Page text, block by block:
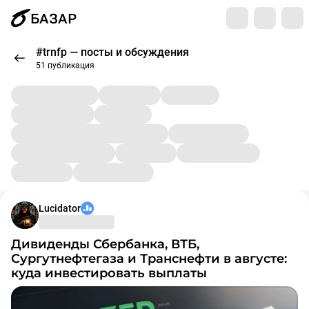
БАЗАР
#trnfp — посты и обсуждения
51 публикация
Lucidator
Дивиденды Сбербанка, ВТБ,
Сургутнефтегаза и Транснефти в августе:
куда инвестировать выплаты